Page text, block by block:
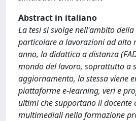
Abstract in italiano
La tesi si svolge nell'ambito della
particolare a lavorazioni ad alto
anno, la didattica a distanza
mondo del lavoro, soprattutto a
aggiornamento, la stessa viene
piattaforme e-learning, veri e
ultimi che supportano il docente
multimediali nella formazione